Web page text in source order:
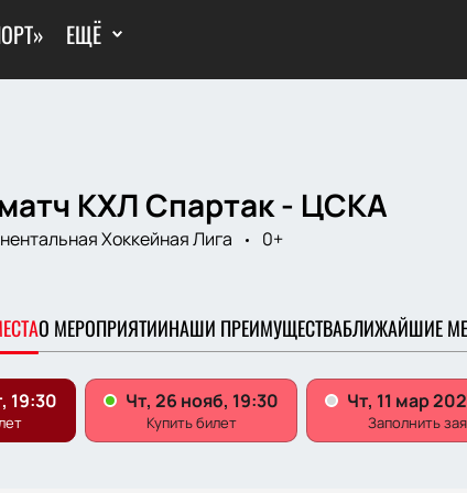
ЕЩЁ
КХЛ Спартак - ЦСКА
Хоккейная Лига
0+
О МЕРОПРИЯТИИНАШИ ПРЕИМУЩЕСТВАБЛИЖАЙШИЕ